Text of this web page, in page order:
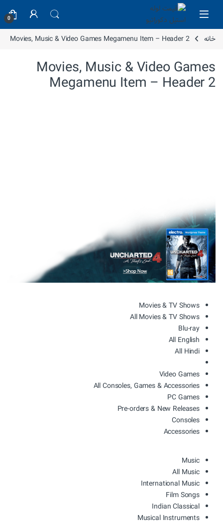
Skip to navigation
Skip to content
0
خانه Movies, Music & Video Games Megamenu Item – Header 2
Movies, Music & Video Games
Megamenu Item – Header 2
Movies & TV Shows
All Movies & TV Shows
Blu-ray
All English
All Hindi
Video Games
All Consoles, Games & Accessories
PC Games
Pre-orders & New Releases
Consoles
Accessories
Music
All Music
International Music
Film Songs
Indian Classical
Musical Instruments